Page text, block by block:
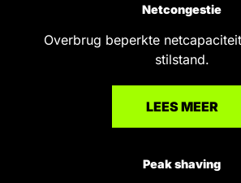
Netcongestie
Overbrug beperkte
stilstand.
LEES MEER
Peak shaving